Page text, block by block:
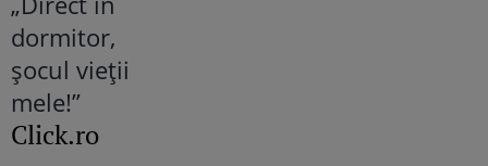
Click.ro